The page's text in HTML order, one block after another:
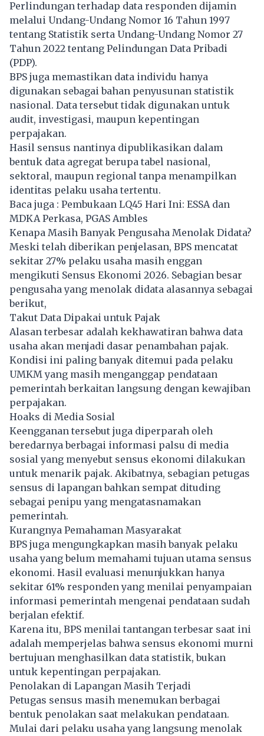
Perlindungan terhadap data responden dijamin
melalui Undang-Undang Nomor 16 Tahun 1997
tentang Statistik serta Undang-Undang Nomor 27
Tahun 2022 tentang Pelindungan Data Pribadi
(PDP).
BPS juga memastikan data individu hanya
digunakan sebagai bahan penyusunan statistik
nasional. Data tersebut tidak digunakan untuk
audit, investigasi, maupun kepentingan
perpajakan.
Hasil sensus nantinya dipublikasikan dalam
bentuk data agregat berupa tabel nasional,
sektoral, maupun regional tanpa menampilkan
identitas pelaku usaha tertentu.
Baca juga : Pembukaan LQ45 Hari Ini: ESSA dan
MDKA Perkasa, PGAS Ambles
Kenapa Masih Banyak Pengusaha Menolak Didata?
Meski telah diberikan penjelasan, BPS mencatat
sekitar 27% pelaku usaha masih enggan
mengikuti Sensus Ekonomi 2026. Sebagian besar
pengusaha yang menolak didata alasannya sebagai
berikut,
Takut Data Dipakai untuk Pajak
Alasan terbesar adalah kekhawatiran bahwa data
usaha akan menjadi dasar penambahan pajak.
Kondisi ini paling banyak ditemui pada pelaku
UMKM yang masih menganggap pendataan
pemerintah berkaitan langsung dengan kewajiban
perpajakan.
Hoaks di Media Sosial
Keengganan tersebut juga diperparah oleh
beredarnya berbagai informasi palsu di media
sosial yang menyebut sensus ekonomi dilakukan
untuk menarik pajak. Akibatnya, sebagian petugas
sensus di lapangan bahkan sempat dituding
sebagai penipu yang mengatasnamakan
pemerintah.
Kurangnya Pemahaman Masyarakat
BPS juga mengungkapkan masih banyak pelaku
usaha yang belum memahami tujuan utama sensus
ekonomi. Hasil evaluasi menunjukkan hanya
sekitar 61% responden yang menilai penyampaian
informasi pemerintah mengenai pendataan sudah
berjalan efektif.
Karena itu, BPS menilai tantangan terbesar saat ini
adalah memperjelas bahwa sensus ekonomi murni
bertujuan menghasilkan data statistik, bukan
untuk kepentingan perpajakan.
Penolakan di Lapangan Masih Terjadi
Petugas sensus masih menemukan berbagai
bentuk penolakan saat melakukan pendataan.
Mulai dari pelaku usaha yang langsung menolak